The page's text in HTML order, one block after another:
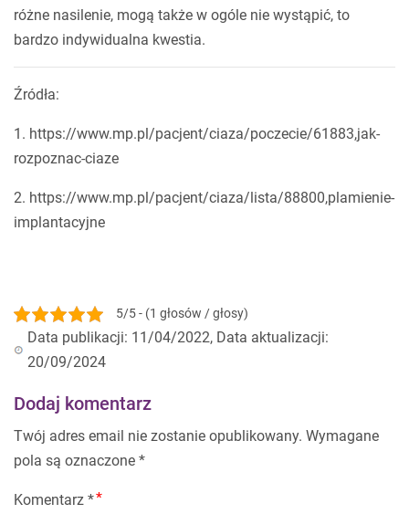
różne nasilenie, mogą także w ogóle nie wystąpić, to
bardzo indywidualna kwestia.
Źródła:
1. https://www.mp.pl/pacjent/ciaza/poczecie/61883,jak-
rozpoznac-ciaze
2. https://www.mp.pl/pacjent/ciaza/lista/88800,plamienie-
implantacyjne
5/5 - (1 głosów / głosy)
Data publikacji: 11/04/2022, Data aktualizacji:
20/09/2024
Dodaj komentarz
Twój adres email nie zostanie opublikowany. Wymagane
pola są oznaczone *
Komentarz *